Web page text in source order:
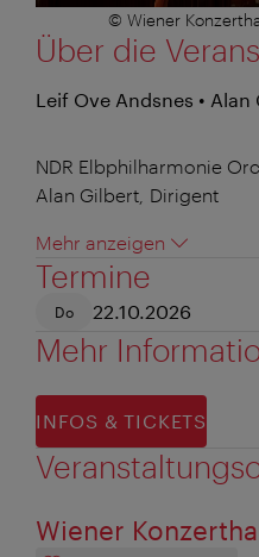
© Wiener
Über die
Leif Ove Andsnes • Alan
NDR Elbphilharmonie
Alan Gilbert, Dirigent
Mehr anzeigen
Termine
Do 22.10.2026
Mehr
INFOS & TICKETS
Wiener